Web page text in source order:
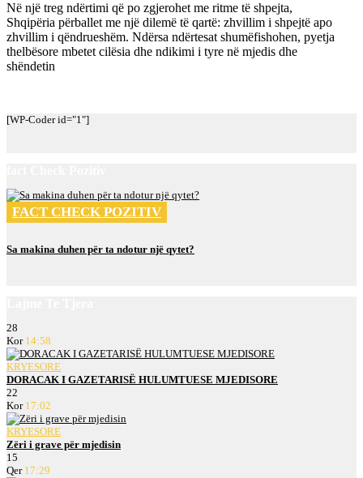
Në një treg ndërtimi që po zgjerohet me ritme të shpejta,
Shqipëria përballet me një dilemë të qartë: zhvillim i shpejtë apo
zhvillim i qëndrueshëm. Ndërsa ndërtesat shumëfishohen, pyetja
thelbësore mbetet cilësia dhe ndikimi i tyre në mjedis dhe
shëndetin
[WP-Coder id="1"]
FACT CHECK POZITIV
Sa makina duhen për ta ndotur një qytet?
28
Kor 14:58
KRYESORE
DORACAK I GAZETARISË HULUMTUESE MJEDISORE
22
Kor 17:02
KRYESORE
Zëri i grave për mjedisin
15
Qer 17:29